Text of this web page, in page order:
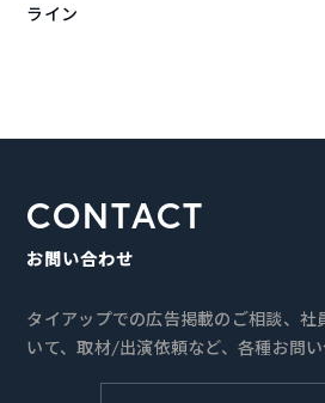
ライン
CONTACT
お問い合わせ
タイアップでの広告掲載のご相談、社
いて、取材/出演依頼など、各種お問い